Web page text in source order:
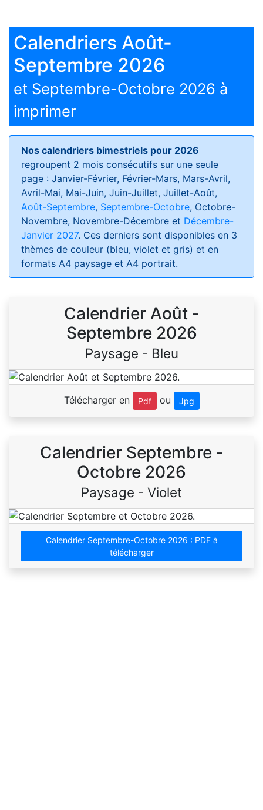
Calendriers Août-
Septembre 2026
et Septembre-Octobre 2026 à
imprimer
Nos calendriers bimestriels pour 2026
regroupent 2 mois consécutifs sur une seule
page : Janvier-Février, Février-Mars, Mars-Avril,
Avril-Mai, Mai-Juin, Juin-Juillet, Juillet-Août,
Août-Septembre, Septembre-Octobre, Octobre-
Novembre, Novembre-Décembre et Décembre-
Janvier 2027. Ces derniers sont disponibles en 3
thèmes de couleur (bleu, violet et gris) et en
formats A4 paysage et A4 portrait.
Calendrier Août -
Septembre 2026
Paysage - Bleu
Télécharger en Pdf ou Jpg
Calendrier Septembre -
Octobre 2026
Paysage - Violet
Calendrier Septembre-Octobre 2026 : PDF à
télécharger